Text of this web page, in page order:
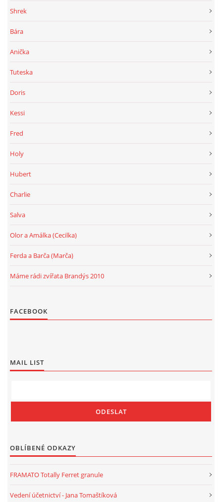
Shrek
Bára
Anička
Tuteska
Doris
Kessi
Fred
Holy
Hubert
Charlie
Salva
Olor a Amálka (Cecilka)
Ferda a Barča (Marča)
Máme rádi zvířata Brandýs 2010
FACEBOOK
MAIL LIST
OBLÍBENÉ ODKAZY
FRAMATO Totally Ferret granule
Vedení účetnictví - Jana Tomaštíková